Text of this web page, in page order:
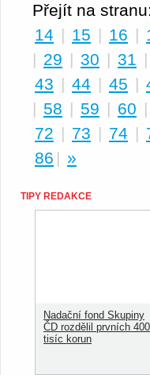
Přejít na stranu:
14 | 15 | 16 |
| 29 | 30 | 31 |
43 | 44 | 45 |
| 58 | 59 | 60 |
72 | 73 | 74 |
86 | »
TIPY REDAKCE
Nadační fond Skupiny
ČD rozdělil prvních 400
tisíc korun